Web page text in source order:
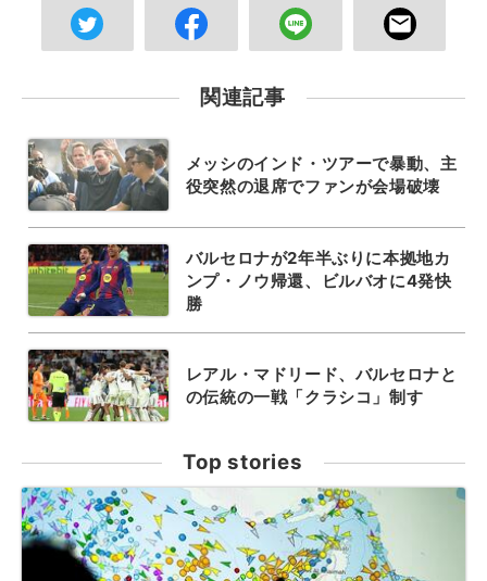
関連記事
メッシのインド・ツアーで暴動、主
役突然の退席でファンが会場破壊
バルセロナが2年半ぶりに本拠地カ
ンプ・ノウ帰還、ビルバオに4発快
勝
レアル・マドリード、バルセロナと
の伝統の一戦「クラシコ」制す
Top stories